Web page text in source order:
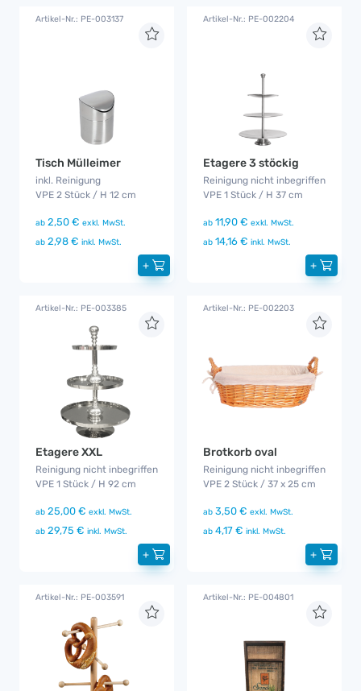
Artikel-Nr.: PE-003137
Tisch Mülleimer
inkl. Reinigung
VPE 2 Stück / H 12 cm
ab 2,50 € exkl. MwSt.
ab 2,98 € inkl. MwSt.
+
Artikel-Nr.: PE-002204
Etagere 3 stöckig
Reinigung nicht inbegriffen
VPE 1 Stück / H 37 cm
ab 11,90 € exkl. MwSt.
ab 14,16 € inkl. MwSt.
+
Artikel-Nr.: PE-003385
Etagere XXL
Reinigung nicht inbegriffen
VPE 1 Stück / H 92 cm
ab 25,00 € exkl. MwSt.
ab 29,75 € inkl. MwSt.
+
Artikel-Nr.: PE-002203
Brotkorb oval
Reinigung nicht inbegriffen
VPE 2 Stück / 37 x 25 cm
ab 3,50 € exkl. MwSt.
ab 4,17 € inkl. MwSt.
+
Artikel-Nr.: PE-003591 Artikel-Nr.: PE-004801